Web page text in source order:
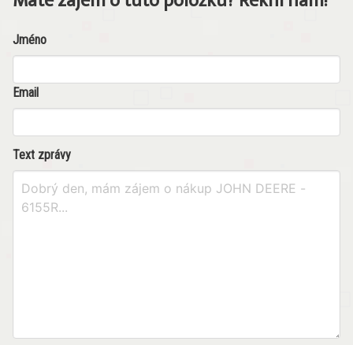
Jméno
Email
Text zprávy